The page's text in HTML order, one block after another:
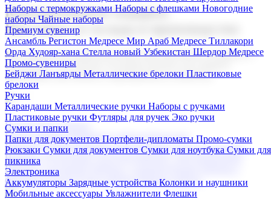
Наборы с термокружками Наборы с флешками Новогодние
наборы Чайные наборы
Премиум сувенир
Ансамбль Регистон Медресе Мир Араб Медресе Тиллакори
Орда Худояр-хана Стелла новый Узбекистан Шердор Медресе
Промо-сувениры
Бейджи Ланъярды Металлические брелоки Пластиковые
брелоки
Ручки
Карандаши Металлические ручки Наборы с ручками
Пластиковые ручки Футляры для ручек Эко ручки
Сумки и папки
Папки для документов Портфели-дипломаты Промо-сумки
Рюкзаки Сумки для документов Сумки для ноутбука Сумки для
пикника
Электроника
Аккумуляторы Зарядные устройства Колонки и наушники
Мобильные аксессуары Увлажнители Флешки
Корпоративные подарки
Поставка со склада и производство
Мы предлагаем широкий выбор корпоративных подарков и
сувениров с логотипом. В нашем каталоге вы найдете
продукцию для бизнеса, мероприятия и клиентов.
Подарочные наборы
Бизнес наборыКофейные наборы Кошельки
Наборы из кожиНаборы ручекНаборы с аккумуляторами
Наборы с бутылками для воды
Наборы с ежедневниками
Наборы с кружками
флешкамиНовогодние наборыЧайные наборы